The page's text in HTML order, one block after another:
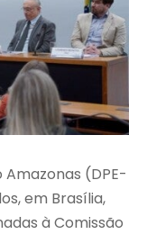
(DPE-
em Brasília,
à Comissão